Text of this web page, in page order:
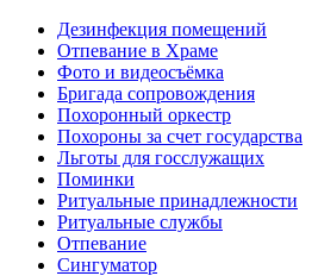
Дезинфекция помещений
Отпевание в Храме
Фото и видеосъёмка
Бригада сопровождения
Похоронный оркестр
Похороны за счет государства
Льготы для госслужащих
Поминки
Ритуальные принадлежности
Ритуальные службы
Отпевание
Сингуматор